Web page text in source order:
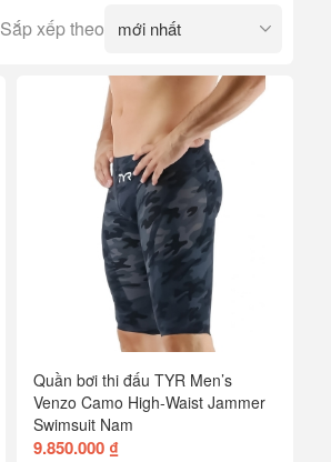
Sắp xếp theo
Quần bơi thi đấu TYR Men’s
Venzo Camo High-Waist Jammer
Swimsuit Nam
9.850.000 ₫